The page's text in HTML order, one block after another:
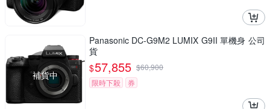
補貨中
Panasonic DC-G9M2 LUMIX G9II 單機身 公司
貨
$57,855 $60,900
限時下殺
券